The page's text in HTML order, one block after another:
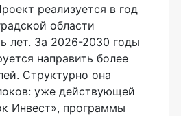
реализуется в год
области
лет. За 2026-2030 годы
направить более
Структурно она
уже действующей
Инвест», программы